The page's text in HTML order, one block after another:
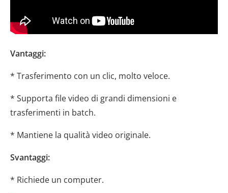
Vantaggi:
* Trasferimento con un clic, molto veloce.
* Supporta file video di grandi dimensioni e
trasferimenti in batch.
* Mantiene la qualità video originale.
Svantaggi:
* Richiede un computer.